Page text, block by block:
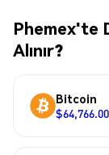
Phemex'te
Alınır?
Bitcoin
$64,766.00